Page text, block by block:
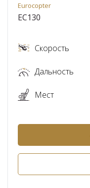
Eurocopter
EC130
Скорость
Дальность
Мест